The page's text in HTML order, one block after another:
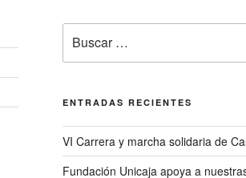
por:
ENTRADAS RECIENTES
VI Carrera y marcha solidaria de
Fundación Unicaja apoya a